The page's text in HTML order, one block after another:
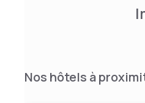
Nos hôtels à